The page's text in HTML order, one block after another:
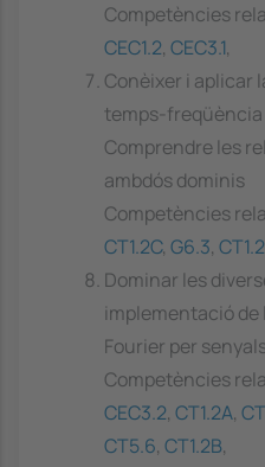
Competències
CEC1.2, CEC3.1,
Conèixer i aplicar
temps-freqüència
Comprendre les
ambdós dominis
Competències
CT1.2C, G6.3,
Dominar les
implementació
Fourier per
Competències
CEC3.2, CT1.2A,
CT5.6, CT1.2B,